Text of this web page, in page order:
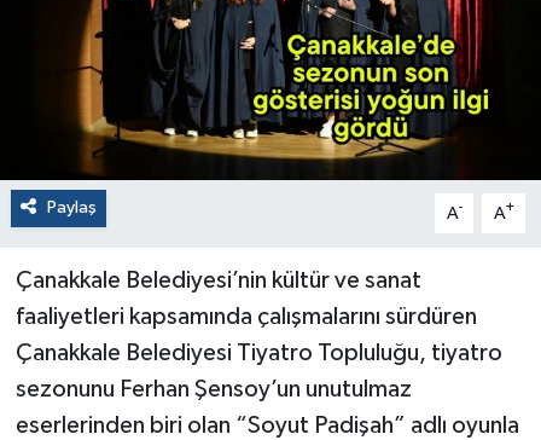
Paylaş A- A+
Çanakkale Belediyesi’nin kültür ve sanat
faaliyetleri kapsamında çalışmalarını sürdüren
Çanakkale Belediyesi Tiyatro Topluluğu, tiyatro
sezonunu Ferhan Şensoy’un unutulmaz
eserlerinden biri olan “Soyut Padişah” adlı oyunla